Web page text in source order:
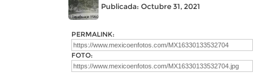
Publicada: Octubre 31, 2021
PERMALINK:
FOTO: